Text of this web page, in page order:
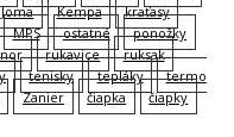
Joma Kempa
kraťasy
MPS ostatné
ponožky
rukavice
ruksak
tenisky tepláky
termo
Zanier čiapka
čiapky